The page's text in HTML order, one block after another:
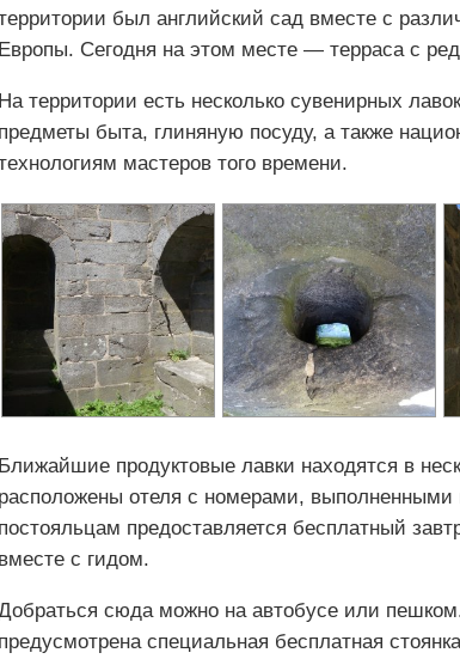
был английский сад вместе с
Европы. Сегодня на этом месте — терраса с
На территории есть несколько сувенирных
предметы быта, глиняную посуду, а также
мастеров того времени.
Ближайшие продуктовые лавки находятся в
расположены отеля с номерами,
постояльцам предоставляется бесплатный
вместе с гидом.
сюда можно на автобусе или
предусмотрена специальная бесплатная